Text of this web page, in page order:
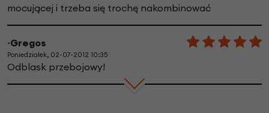
mocującej i trzeba się trochę nakombinować
~Gregos
Poniedziałek, 02-07-2012 10:35
Odblask przebojowy!